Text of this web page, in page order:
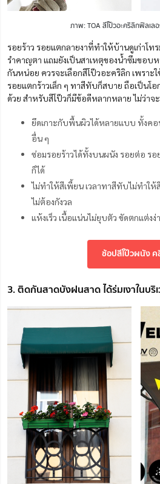
ภาพ: TOA สีโป๊วอะคริลิกฟิลเล
รอยร้าว รอยแตกลายงาที่ทำให้บ้านดูเก่าโท
รำคาญตา แถมยังเป็นสาเหตุของน้ำซึมขอบ
กันหน่อย ควรจะเลือกสีโป๊วอะคริลิก เพราะใ
รอยแตกร้าวเล็ก ๆ ทาสีทับก็สบาย ถือเป็นโ
ด้วย สำหรับสีโป๊วก็มีข้อดีหลากหลาย ไม่ว่าจ
ยึดเกาะกับพื้นผิวได้หลายแบบ ทั้งค
อื่น ๆ
ซ่อมรอยร้าวได้ทั้งบนผนัง รอยต่อ ร
ก็ได้
ไม่ทำให้สีเพี้ยน เวลาทาสีทับไม่ทำใ
ไม่ต้องกังวล
แห้งเร็ว เนื้อแน่นไม่ยุบตัว ขัดตกแต่งง่
ช้อปสีโป๊วผนัง ค
3. ติดกันสาดบังฝนสาด ได้ร่มเงาในบริ